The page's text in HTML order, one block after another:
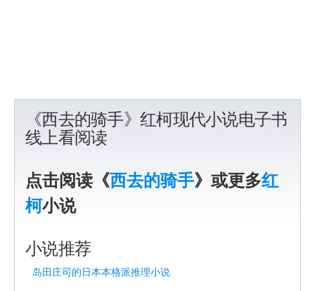
《西去的骑手》红柯现代小说电子书
线上看阅读
点击阅读《西去的骑手》或更多红
柯小说
小说推荐
岛田庄司的日本本格派推理小说